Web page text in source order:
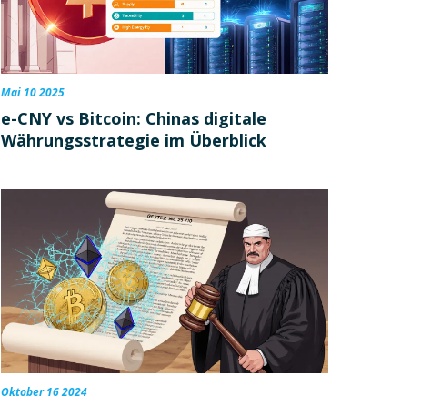
Mai 10 2025
e-CNY vs Bitcoin: Chinas digitale
Währungsstrategie im Überblick
Oktober 16 2024